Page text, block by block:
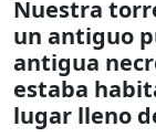
Nuestra
un antiguo
antigua
estaba
lugar lleno